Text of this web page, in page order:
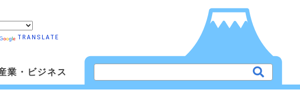
TRANSLATE
業・ビジネス